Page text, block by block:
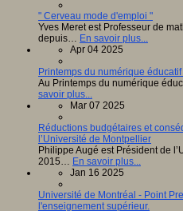
" Cerveau mode d'emploi "
Yves Meret est Professeur de
depuis… En savoir plus...
Apr 04 2025
Printemps du numérique
Au Printemps du numérique
savoir plus...
Mar 07 2025
Réductions budgétaires et
l’Université de Montpellier
Philippe Augé est Président de
2015… En savoir plus...
Jan 16 2025
Université de Montréal - Point
l'enseignement supérieur.